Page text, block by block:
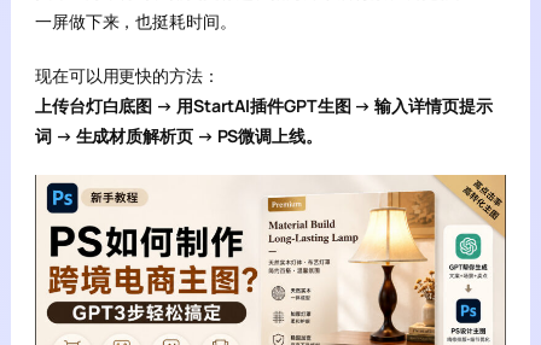
一屏做下来，也挺耗时间。
现在可以用更快的方法：
上传台灯白底图 → 用StartAI插件GPT生图 → 输入详情页提示
词 → 生成材质解析页 → PS微调上线。